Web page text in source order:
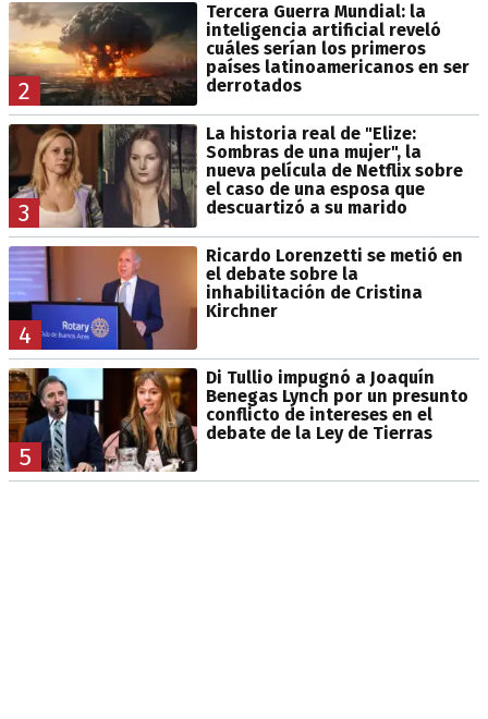
2
Tercera Guerra Mundial: la
inteligencia artificial reveló
cuáles serían los primeros
países latinoamericanos en ser
derrotados
3
La historia real de "Elize:
Sombras de una mujer", la
nueva película de Netflix sobre
el caso de una esposa que
descuartizó a su marido
4
Ricardo Lorenzetti se metió en
el debate sobre la
inhabilitación de Cristina
Kirchner
5
Di Tullio impugnó a Joaquín
Benegas Lynch por un presunto
conflicto de intereses en el
debate de la Ley de Tierras